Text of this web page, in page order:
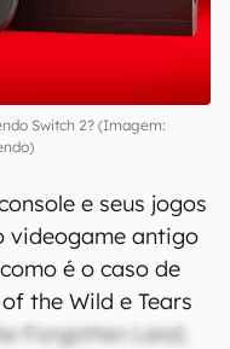
Switch 2? (Imagem:
e seus jogos
videogame antigo
é o caso de
the Wild e Tears
Forgotten Land,